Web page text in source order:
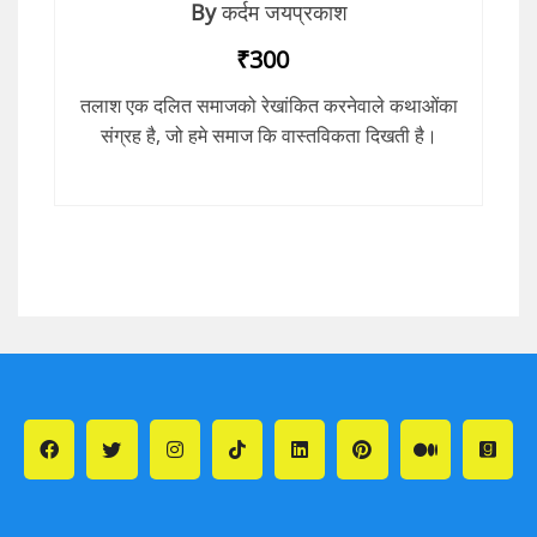
By कर्दम जयप्रकाश
₹300
तलाश एक दलित समाजको रेखांकित करनेवाले कथाओंका
संग्रह है, जो हमे समाज कि वास्तविकता दिखती है।